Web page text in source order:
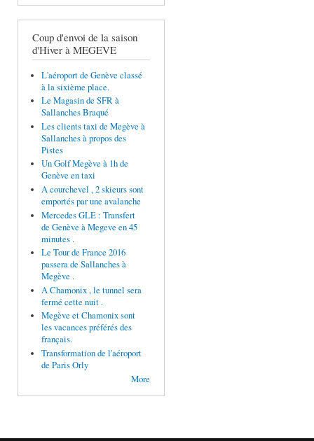
Coup d'envoi de la saison
d'Hiver à MEGEVE
L'aéroport de Genève classé
à la sixième place.
Le Magasin de SFR à
Sallanches Braqué
Les clients taxi de Megève à
Sallanches à propos des
Pistes
Un Golf Megève à 1h de
Genève en taxi
A courchevel , 2 skieurs sont
emportés par une avalanche
Mercedes GLE : Transfert
de Genève à Megeve en 45
minutes .
Le Tour de France 2016
passera de Sallanches à
Megève .
A Chamonix , le tunnel sera
fermé cette nuit .
Megève et Chamonix sont
les vacances préférés des
français.
Transformation de l'aéroport
de Paris Orly
More